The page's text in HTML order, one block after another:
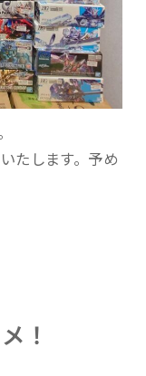
たします。予め
！